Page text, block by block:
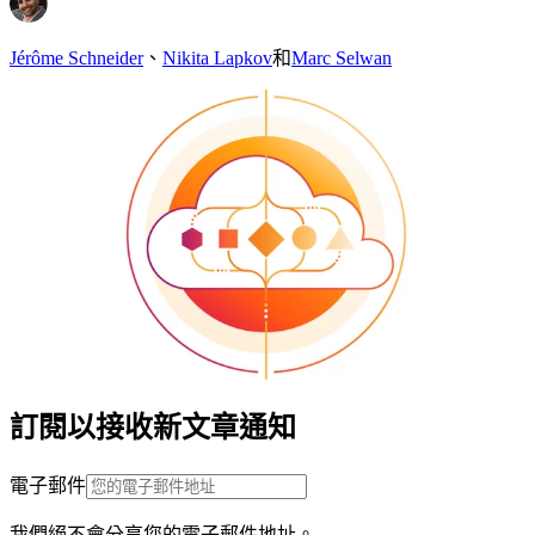
Jérôme Schneider、 Nikita Lapkov和Marc Selwan
訂閱以接收新文章通知
電子郵件